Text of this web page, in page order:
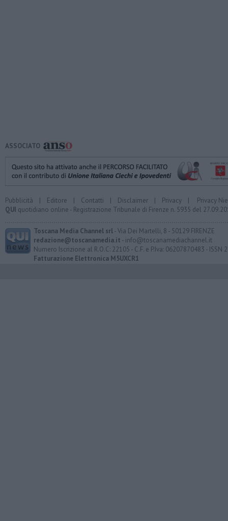
ASSOCIATO
Pubblicità | Editore | Contatti | Disclaimer | Privacy | Privacy
QUI quotidiano online - Registrazione Tribunale di Firenze n. 5935 del
Toscana Media Channel srl- Via Dei Martelli, 8 - 50129 FIRENZE
redazione@toscanamedia.it - info@toscanamediachannel.it
Numero Iscrizione al R.O.C: 22105 - C.F. e P.Iva: 06207870483 - ISSN
Fatturazione Elettronica M5UXCR1